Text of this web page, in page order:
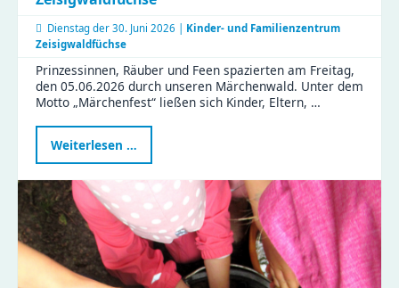
Dienstag der 30. Juni 2026 | Kinder- und Familienzentrum
Zeisigwaldfüchse
Prinzessinnen, Räuber und Feen spazierten am Freitag,
den 05.06.2026 durch unseren Märchenwald. Unter dem
Motto „Märchenfest“ ließen sich Kinder, Eltern, …
Weiterlesen …
Stunden
Zeisigwaldfüchse